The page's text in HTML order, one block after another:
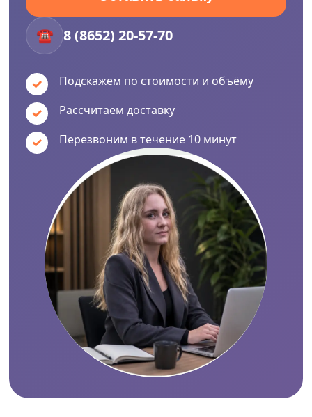
☎ 8 (8652) 20-57-70
Подскажем по стоимости и объёму
Рассчитаем доставку
Перезвоним в течение 10 минут